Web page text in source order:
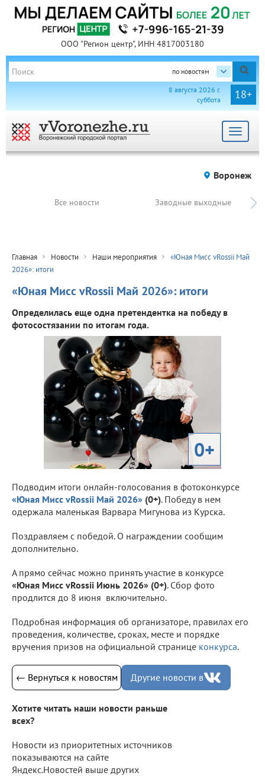
ООО "Регион центр", ИНН 4817003180
по новостям
18+
8 августа 2026 г.
суббота
Toggle
Воронеж
Все новости Заводные выходные
Главная Новости Наши мероприятия
«Юная Мисс vRossii Май
2026»: итоги
«Юная Мисс vRossii Май 2026»: итоги
Определилась еще одна претендентка на победу в
фотосостязании по итогам года.
0+
Подводим итоги онлайн-голосования в фотоконкурсе
«Юная Мисс vRossii Май 2026» (0+). Победу в нем
одержала маленькая Варвара Мигунова из Курска.
Поздравляем с победой. О награждении сообщим
дополнительно.
А прямо сейчас можно принять участие в конкурсе
«Юная Мисс vRossii Июнь 2026» (0+). Сбор фото
продлится до 8 июня включительно.
Подробная информация об организаторе, правилах его
проведения, количестве, сроках, месте и порядке
вручения призов на официальной странице конкурса.
← Вернуться к новостям Другие новости в
Хотите читать наши новости раньше
всех?
Новости из приоритетных источников
показываются на сайте
Яндекс.Новостей выше других